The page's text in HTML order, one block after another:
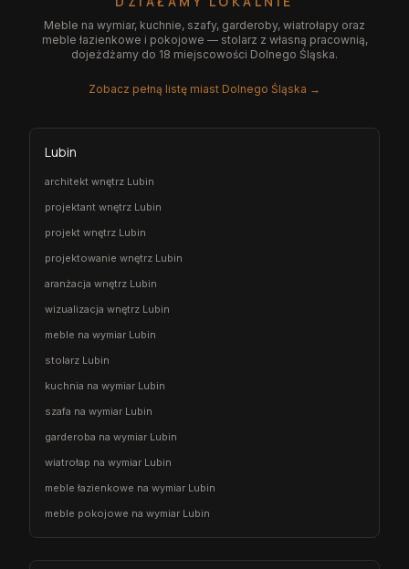
Meble na wymiar, kuchnie, szafy, garderoby, wiatrołapy oraz
meble łazienkowe i pokojowe — stolarz z własną pracownią,
dojeżdżamy do 18 miejscowości Dolnego Śląska.
Zobacz pełną listę miast Dolnego Śląska →
Lubin
architekt wnętrz Lubin
projektant wnętrz Lubin
projekt wnętrz Lubin
projektowanie wnętrz Lubin
aranżacja wnętrz Lubin
wizualizacja wnętrz Lubin
meble na wymiar Lubin
stolarz Lubin
kuchnia na wymiar Lubin
szafa na wymiar Lubin
garderoba na wymiar Lubin
wiatrołap na wymiar Lubin
meble łazienkowe na wymiar Lubin
meble pokojowe na wymiar Lubin